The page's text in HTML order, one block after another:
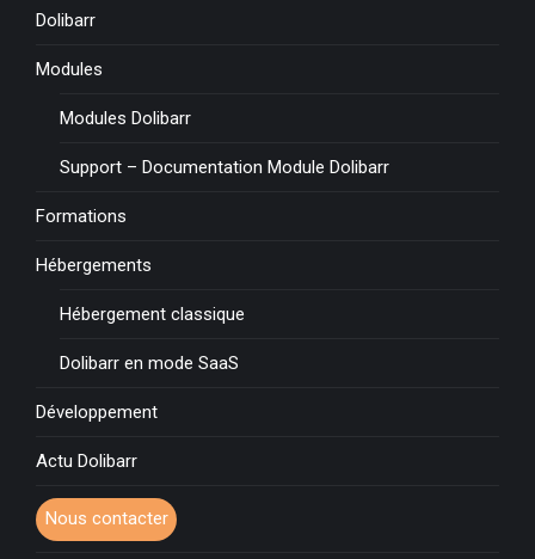
Dolibarr
Modules
Modules Dolibarr
Support – Documentation Module Dolibarr
Formations
Hébergements
Hébergement classique
Dolibarr en mode SaaS
Développement
Actu Dolibarr
Nous contacter